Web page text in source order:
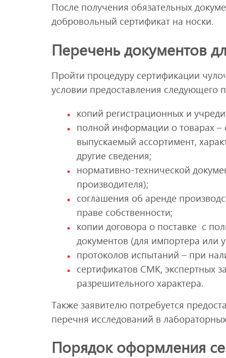
После получения обязательных
добровольный сертификат на носки.
Перечень документов
Пройти процедуру сертификации
условии предоставления следующего
копий регистрационных и
полной информации о товарах –
выпускаемый ассортимент,
другие сведения;
нормативно-технической
производителя);
соглашения об аренде
праве собственности;
копии договора о поставке с
документов (для импортера или
протоколов испытаний – при
сертификатов СМК, экспертных
разрешительного характера.
Также заявителю потребуется
перечня исследований в
Порядок оформления